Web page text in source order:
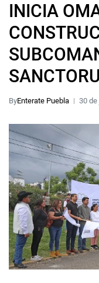
INICIA
ByEnterate Puebla 30 de